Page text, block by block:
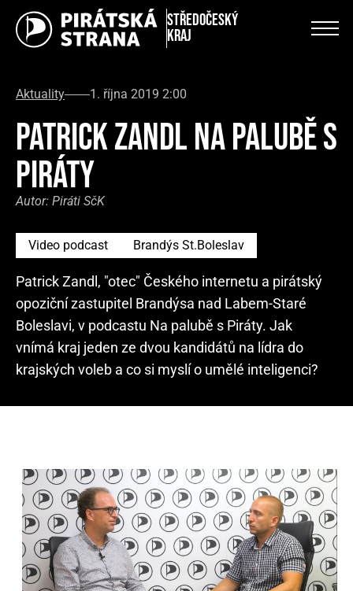
Středočeský
kraj
Aktuality 1. října 2019 2:00
PATRICK ZANDL NA PALUBĚ S
PIRÁTY
Autor: Piráti SčK
Video podcast Brandýs St.Boleslav
Patrick Zandl, "otec" Českého internetu a pirátský
opoziční zastupitel Brandýsa nad Labem-Staré
Boleslavi, v podcastu Na palubě s Piráty. Jak
vnímá kraj jeden ze dvou kandidátů na lídra do
krajských voleb a co si myslí o umělé inteligenci?